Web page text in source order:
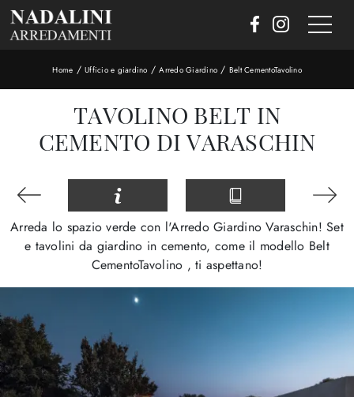
Home / Ufficio e giardino /Arredo Giardino / Belt CementoTavolino
TAVOLINO BELT IN
CEMENTO DI VARASCHIN
Arreda lo spazio verde con l'Arredo Giardino Varaschin! Set
e tavolini da giardino in cemento, come il modello Belt
CementoTavolino , ti aspettano!